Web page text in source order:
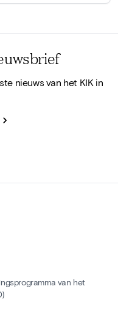
nieuws van het KIK in
van het